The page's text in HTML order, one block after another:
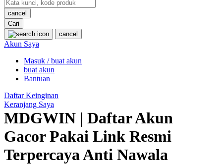
My K
Nike
Nordic Natural
Nuby
Nuna
O
Okiedog
cancel
Cari
cancel
Akun Saya
Masuk / buat akun
buat akun
Bantuan
Daftar Keinginan
Keranjang Saya
MDGWIN | Daftar Akun
Gacor Pakai Link Resmi
Terpercaya Anti Nawala